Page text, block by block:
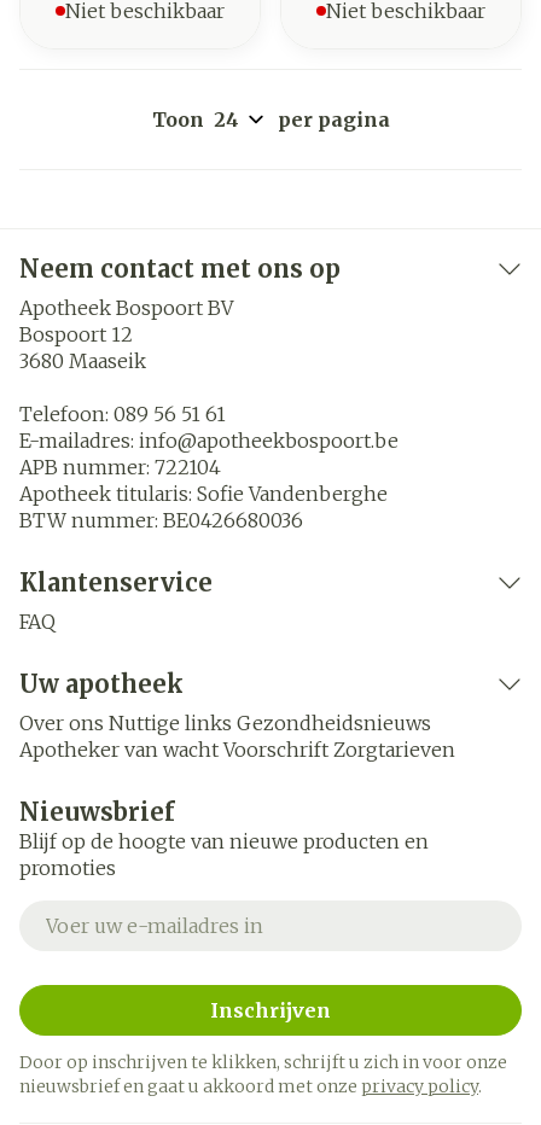
Niet beschikbaar Niet beschikbaar
Toon per pagina
Neem contact met ons op
Apotheek Bospoort BV
Bospoort 12
3680 Maaseik
Telefoon: 089 56 51 61
E-mailadres: info@apotheekbospoort.be
APB nummer: 722104
Apotheek titularis: Sofie Vandenberghe
BTW nummer: BE0426680036
Klantenservice
FAQ
Uw apotheek
Over ons Nuttige links Gezondheidsnieuws
Apotheker van wacht Voorschrift Zorgtarieven
Nieuwsbrief
Blijf op de hoogte van nieuwe producten en
promoties
Inschrijven
Door op inschrijven te klikken, schrijft u zich in voor onze
nieuwsbrief en gaat u akkoord met onze privacy policy.